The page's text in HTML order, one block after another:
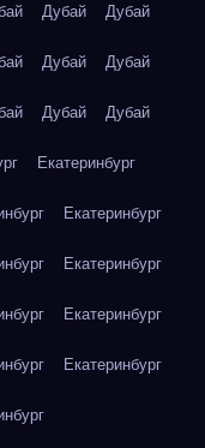
Дубай Дубай
Дубай Дубай
Дубай Дубай
Екатеринбург
Екатеринбург
Екатеринбург
Екатеринбург
Екатеринбург